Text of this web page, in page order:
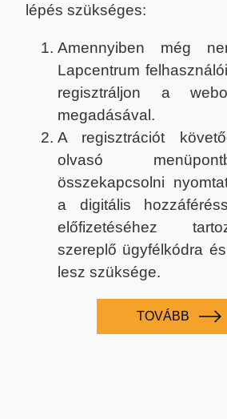
lépés szükséges:
Amennyiben még
Lapcentrum
regisztráljon a
megadásával.
A regisztrációt
olvasó
összekapcsolni
a digitális
előfizetéséhez
szereplő ügyfélkódra
lesz szüksége.
TOVÁBB